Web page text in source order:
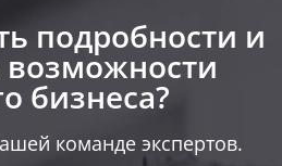
подробности и
возможности
бизнеса?​
команде экспертов.